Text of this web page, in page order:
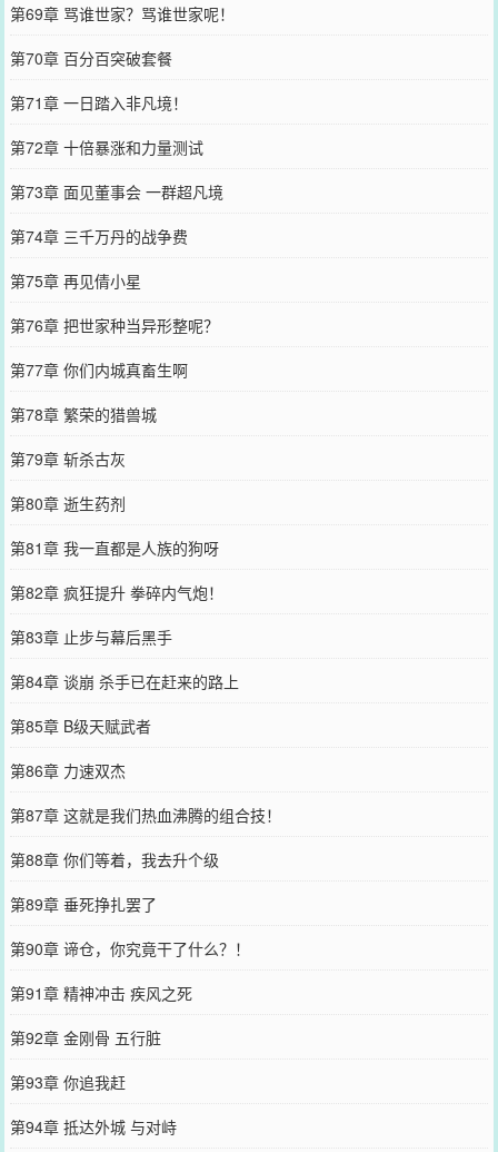
第69章 骂谁世家？骂谁世家呢！
第70章 百分百突破套餐
第71章 一日踏入非凡境！
第72章 十倍暴涨和力量测试
第73章 面见董事会 一群超凡境
第74章 三千万丹的战争费
第75章 再见倩小星
第76章 把世家种当异形整呢？
第77章 你们内城真畜生啊
第78章 繁荣的猎兽城
第79章 斩杀古灰
第80章 逝生药剂
第81章 我一直都是人族的狗呀
第82章 疯狂提升 拳碎内气炮！
第83章 止步与幕后黑手
第84章 谈崩 杀手已在赶来的路上
第85章 B级天赋武者
第86章 力速双杰
第87章 这就是我们热血沸腾的组合技！
第88章 你们等着，我去升个级
第89章 垂死挣扎罢了
第90章 谛仓，你究竟干了什么？！
第91章 精神冲击 疾风之死
第92章 金刚骨 五行脏
第93章 你追我赶
第94章 抵达外城 与对峙